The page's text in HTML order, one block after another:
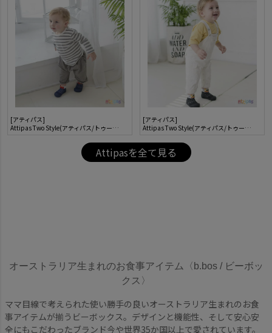
[アティパス]
Attipas Two Style(アティパス/トゥースタイル)
[アティパス]
Attipas Two Style(アティパス/トゥースタイル)
Attipasを全て見る
オーストラリア生まれのお食事アイテム〈b.bos / ビーボッ
クス〉
ママ目線で考えられた使い勝手の良いオーストラリア生まれのお食
事アイテムが揃うビーボックス。デザインと機能性、そして安心安
全にもこだわったブランド今や世界35か国以上で愛されています。